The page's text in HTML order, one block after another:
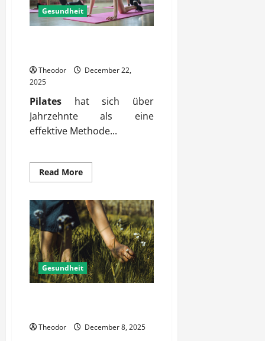
Gesundheit
Theodor
December 22,
2025
Pilates hat sich über
Jahrzehnte als eine
effektive Methode...
Read MoreRead
more
bringt
Pilates
für
den
Körper
wirklich?
Gesundheit
Theodor December 8, 2025